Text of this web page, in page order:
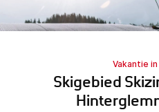
Vakantie
Skigebied